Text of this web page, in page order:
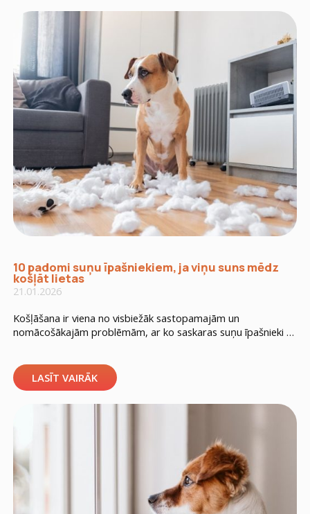
10 padomi suņu īpašniekiem, ja viņu suns mēdz
košļāt lietas
21.01.2026
Košļāšana ir viena no visbiežāk sastopamajām un
nomācošākajām problēmām, ar ko saskaras suņu īpašnieki —
lādētājiem, spilveniem u.c. Ir svarīgi saprast, ka suņi nekošļā
par spīti vai lai jūs kaitinātu. Vairumā gadījumu šādai
uzvedībai ir skaidrs iemesls. Biežākie […]
LASĪT VAIRĀK